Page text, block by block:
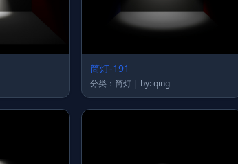
筒灯-191
分类：筒灯 | by: qing